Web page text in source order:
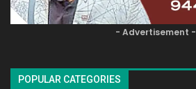
- Advertisement -
POPULAR CATEGORIES